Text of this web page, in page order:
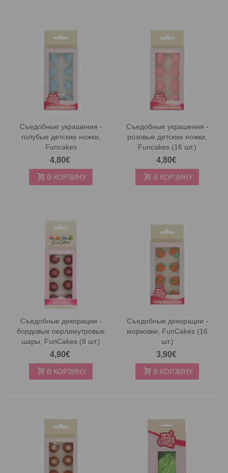
Съедобные украшения -
голубые детские ножки,
Funcakes
4,80€
В КОРЗИНУ
Съедобные украшения -
розовые детские ножки,
Funcakes (16 шт.)
4,80€
В КОРЗИНУ
Съедобные декорации -
бордовые перламутровые
шары, FunCakes (8 шт.)
4,90€
В КОРЗИНУ
Съедобные декорации -
морковки, FunCakes (16
шт.)
3,90€
В КОРЗИНУ